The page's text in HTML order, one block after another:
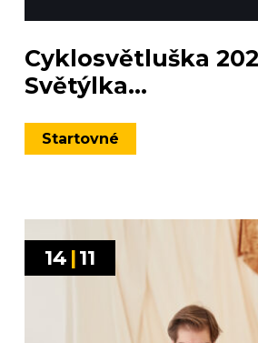
Cyklosvětluška
Světýlka...
Startovné
14 |11